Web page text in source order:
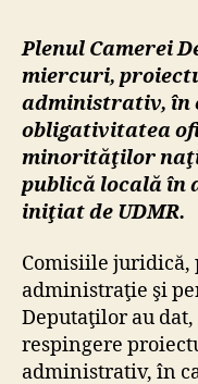
Plenul Camerei
miercuri,
administrativ, în
obligativitatea
minorităţilor
publică locală în
iniţiat de UDMR.
Comisiile juridică,
administraţie şi
Deputaţilor au
respingere
administrativ, în